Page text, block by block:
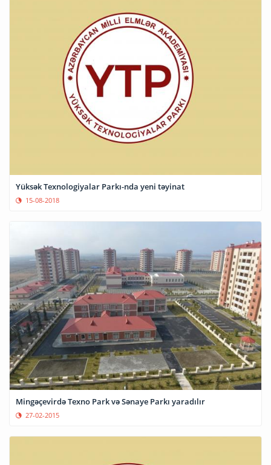
Yüksək Texnologiyalar Parkı-nda yeni təyinat
15-08-2018
Mingəçevirdə Texno Park və Sənaye Parkı yaradılır
27-02-2015